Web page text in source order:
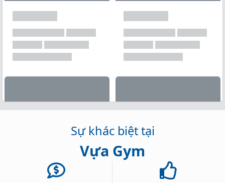
Sự khác biệt tại
Vựa Gym